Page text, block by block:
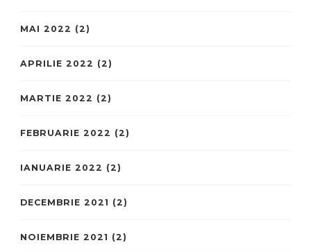
MAI 2022 (2)
APRILIE 2022 (2)
MARTIE 2022 (2)
FEBRUARIE 2022 (2)
IANUARIE 2022 (2)
DECEMBRIE 2021 (2)
NOIEMBRIE 2021 (2)